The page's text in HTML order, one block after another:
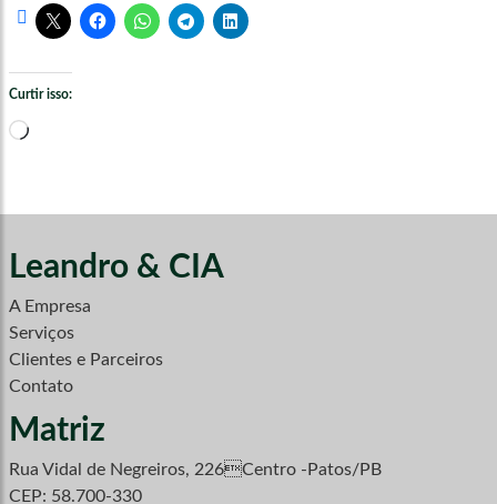
Curtir isso:
Carregando...
Leandro & CIA
A Empresa
Serviços
Clientes e Parceiros
Contato
Matriz
Rua Vidal de Negreiros, 226Centro -Patos/PB
CEP: 58.700-330